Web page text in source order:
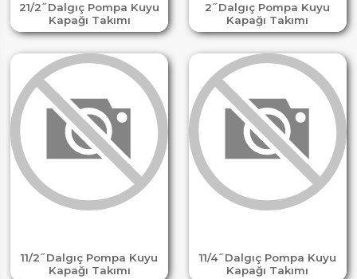
21/2 ̋ Dalgıç Pompa Kuyu
Kapağı Takımı
2 ̋ Dalgıç Pompa Kuyu
Kapağı Takımı
11/2 ̋ Dalgıç Pompa Kuyu
Kapağı Takımı
11/4 ̋ Dalgıç Pompa Kuyu
Kapağı Takımı